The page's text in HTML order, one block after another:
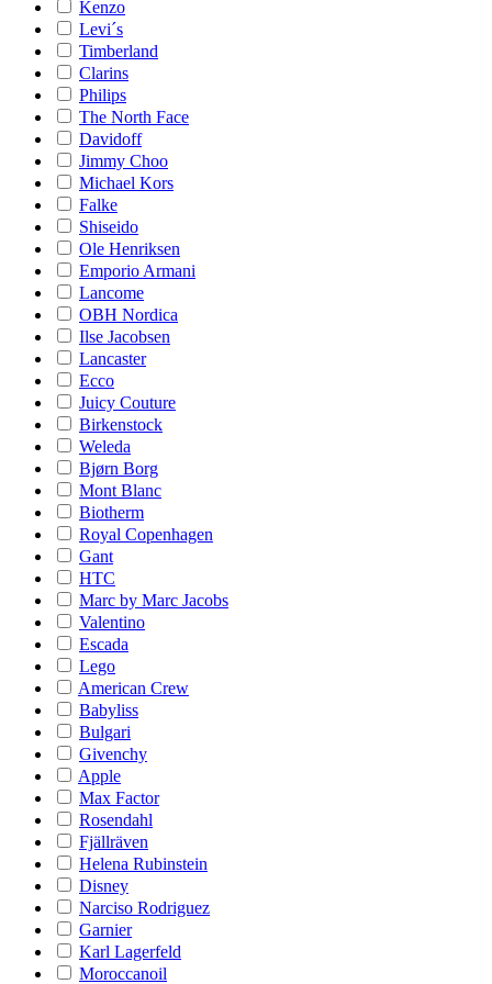
Kenzo
Levi´s
Timberland
Clarins
Philips
The North Face
Davidoff
Jimmy Choo
Michael Kors
Falke
Shiseido
Ole Henriksen
Emporio Armani
Lancome
OBH Nordica
Ilse Jacobsen
Lancaster
Ecco
Juicy Couture
Birkenstock
Weleda
Bjørn Borg
Mont Blanc
Biotherm
Royal Copenhagen
Gant
HTC
Marc by Marc Jacobs
Valentino
Escada
Lego
American Crew
Babyliss
Bulgari
Givenchy
Apple
Max Factor
Rosendahl
Fjällräven
Helena Rubinstein
Disney
Narciso Rodriguez
Garnier
Karl Lagerfeld
Moroccanoil